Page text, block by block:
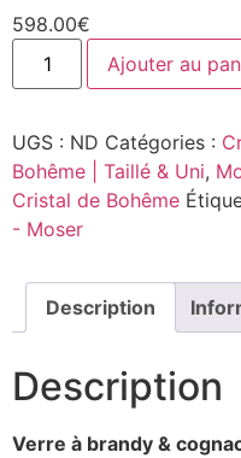
598.00€
Ajouter au
UGS : ND Catégories :
Bohême | Taillé & Uni,
Cristal de Bohême
- Moser
Description
Description
Verre à brandy &